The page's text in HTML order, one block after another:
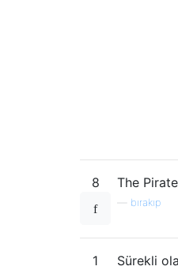
8 The
bırakıp
1
Sürekli